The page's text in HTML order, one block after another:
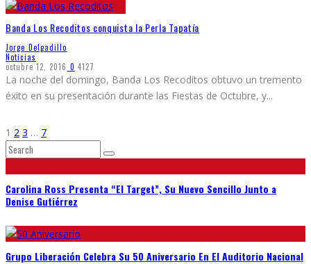
Banda Los Recoditos conquista la Perla Tapatía
Jorge Delgadillo
Noticias
octubre 12, 2016 0 4127
La noche del domingo, Banda Los Recoditos obtuvo un tremento
éxito en su presentación durante las Fiestas de Octubre, y...
1 2 3 … 7
Carolina Ross Presenta “El Target”, Su Nuevo Sencillo Junto a
Denise Gutiérrez
Grupo Liberación Celebra Su 50 Aniversario En El Auditorio Nacional